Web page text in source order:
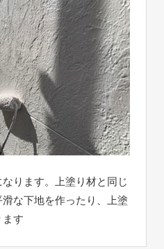
ります。上塗り材と同じ
な下地を作ったり、上塗
ます